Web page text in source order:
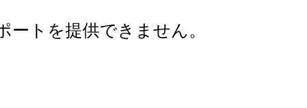
トを提供できません。